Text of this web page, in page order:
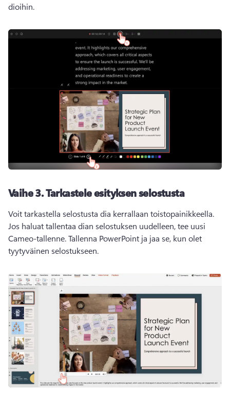
dioihin.
Vaihe 3.Tarkastele esityksen selostusta
Jos haluat tallentaa dian selostuksen uudelleen, tee uusi
Cameo-tallenne. Tallenna PowerPoint ja jaa se, kun olet
tyytyväinen selostukseen.